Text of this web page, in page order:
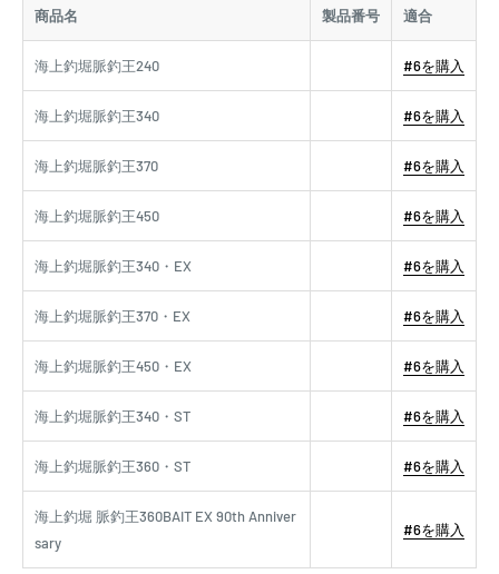
商品名 製品番号 適合
海上釣堀脈釣王240 #6を購入
海上釣堀脈釣王340 #6を購入
海上釣堀脈釣王370 #6を購入
海上釣堀脈釣王450 #6を購入
海上釣堀脈釣王340・EX #6を購入
海上釣堀脈釣王370・EX #6を購入
海上釣堀脈釣王450・EX #6を購入
海上釣堀脈釣王340・ST #6を購入
海上釣堀脈釣王360・ST #6を購入
海上釣堀 脈釣王360BAIT EX 90th Anniver
sary
#6を購入